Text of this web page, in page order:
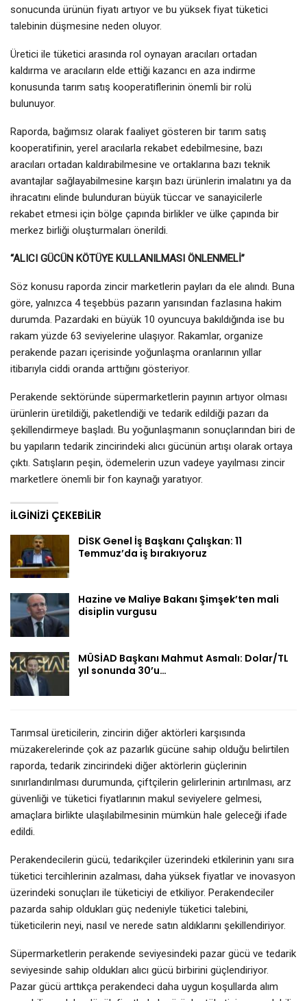
sonucunda ürünün fiyatı artıyor ve bu yüksek fiyat tüketici
talebinin düşmesine neden oluyor.
Üretici ile tüketici arasında rol oynayan aracıları ortadan
kaldırma ve aracıların elde ettiği kazancı en aza indirme
konusunda tarım satış kooperatiflerinin önemli bir rolü
bulunuyor.
Raporda, bağımsız olarak faaliyet gösteren bir tarım satış
kooperatifinin, yerel aracılarla rekabet edebilmesine, bazı
aracıları ortadan kaldırabilmesine ve ortaklarına bazı teknik
avantajlar sağlayabilmesine karşın bazı ürünlerin imalatını ya da
ihracatını elinde bulunduran büyük tüccar ve sanayicilerle
rekabet etmesi için bölge çapında birlikler ve ülke çapında bir
merkez birliği oluşturmaları önerildi.
“ALICI GÜCÜN KÖTÜYE KULLANILMASI ÖNLENMELİ”
Söz konusu raporda zincir marketlerin payları da ele alındı. Buna
göre, yalnızca 4 teşebbüs pazarın yarısından fazlasına hakim
durumda. Pazardaki en büyük 10 oyuncuya bakıldığında ise bu
rakam yüzde 63 seviyelerine ulaşıyor. Rakamlar, organize
perakende pazarı içerisinde yoğunlaşma oranlarının yıllar
itibarıyla ciddi oranda arttığını gösteriyor.
Perakende sektöründe süpermarketlerin payının artıyor olması
ürünlerin üretildiği, paketlendiği ve tedarik edildiği pazarı da
şekillendirmeye başladı. Bu yoğunlaşmanın sonuçlarından biri de
bu yapıların tedarik zincirindeki alıcı gücünün artışı olarak ortaya
çıktı. Satışların peşin, ödemelerin uzun vadeye yayılması zincir
marketlere önemli bir fon kaynağı yaratıyor.
İLGINIZI ÇEKEBILIR
DİSK Genel İş Başkanı Çalışkan: 11
Temmuz’da iş bırakıyoruz
Hazine ve Maliye Bakanı Şimşek’ten mali
disiplin vurgusu
MÜSİAD Başkanı Mahmut Asmalı: Dolar/TL
yıl sonunda 30’u…
Tarımsal üreticilerin, zincirin diğer aktörleri karşısında
müzakerelerinde çok az pazarlık gücüne sahip olduğu belirtilen
raporda, tedarik zincirindeki diğer aktörlerin güçlerinin
sınırlandırılması durumunda, çiftçilerin gelirlerinin artırılması, arz
güvenliği ve tüketici fiyatlarının makul seviyelere gelmesi,
amaçlara birlikte ulaşılabilmesinin mümkün hale geleceği ifade
edildi.
Perakendecilerin gücü, tedarikçiler üzerindeki etkilerinin yanı sıra
tüketici tercihlerinin azalması, daha yüksek fiyatlar ve inovasyon
üzerindeki sonuçları ile tüketiciyi de etkiliyor. Perakendeciler
pazarda sahip oldukları güç nedeniyle tüketici talebini,
tüketicilerin neyi, nasıl ve nerede satın aldıklarını şekillendiriyor.
Süpermarketlerin perakende seviyesindeki pazar gücü ve tedarik
seviyesinde sahip oldukları alıcı gücü birbirini güçlendiriyor.
Pazar gücü arttıkça perakendeci daha uygun koşullarda alım